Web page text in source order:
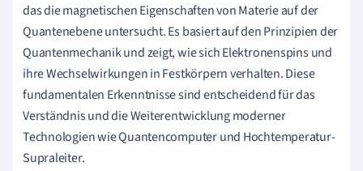
das die magnetischen Eigenschaften von Materie auf der
Quantenebene untersucht. Es basiert auf den Prinzipien der
Quantenmechanik und zeigt, wie sich Elektronenspins und
ihre Wechselwirkungen in Festkörpern verhalten. Diese
fundamentalen Erkenntnisse sind entscheidend für das
Verständnis und die Weiterentwicklung moderner
Technologien wie Quantencomputer und Hochtemperatur-
Supraleiter.